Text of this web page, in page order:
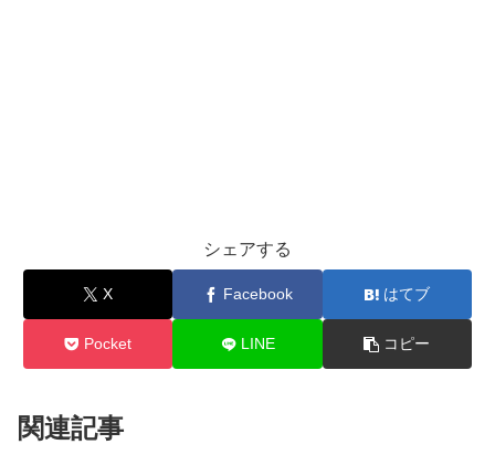
シェアする
X Facebook はてブ
Pocket LINE コピー
関連記事